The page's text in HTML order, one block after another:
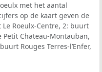
met het aantal
op de kaart geven de
Roeulx-Centre, 2: buurt
Petit Chateau-Montauban,
Rouges Terres-l’Enfer,